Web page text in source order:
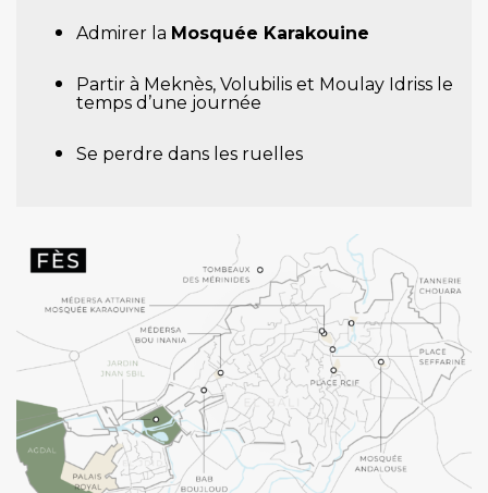
Admirer la Mosquée Karakouine
Partir à Meknès, Volubilis et Moulay Idriss le
temps d’une journée
Se perdre dans les ruelles